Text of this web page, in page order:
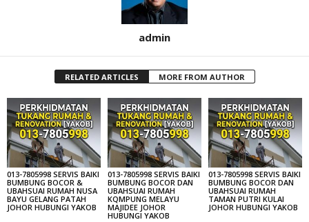
admin
RELATED ARTICLES MORE FROM AUTHOR
013-7805998 SERVIS BAIKI
BUMBUNG BOCOR &
UBAHSUAI RUMAH NUSA
BAYU GELANG PATAH
JOHOR HUBUNGI YAKOB
013-7805998 SERVIS BAIKI
BUMBUNG BOCOR DAN
UBAHSUAI RUMAH
KQMPUNG MELAYU
MAJIDEE JOHOR
HUBUNGI YAKOB
013-7805998 SERVIS BAIKI
BUMBUNG BOCOR DAN
UBAHSUAI RUMAH
TAMAN PUTRI KULAI
JOHOR HUBUNGI YAKOB